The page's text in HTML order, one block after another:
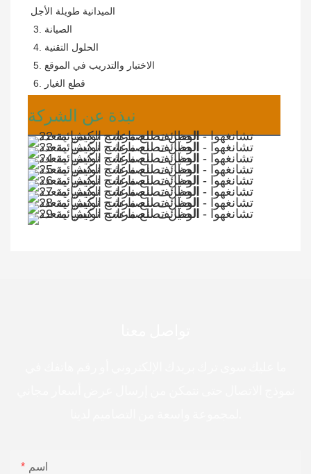
الميدانية طويلة الأجل
3. الصيانة
4. الحلول التقنية
5. الاختبار والتدريب في الموقع
6. قطع الغيار
نبذة عن الشركة
اسم